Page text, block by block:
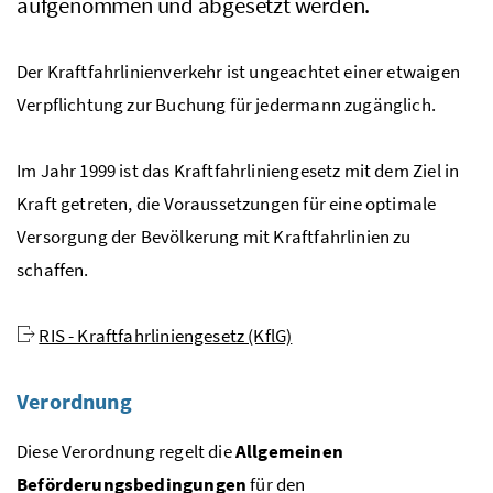
Der Kraftfahrlinienverkehr ist ungeachtet einer etwaigen
Verpflichtung zur Buchung für jedermann zugänglich.
Im Jahr 1999 ist das Kraftfahrliniengesetz mit dem Ziel in
Kraft getreten, die Voraussetzungen für eine optimale
Versorgung der Bevölkerung mit Kraftfahrlinien zu
schaffen.
RIS - Kraftfahrliniengesetz (KflG)
Verordnung
Diese Verordnung regelt dieAllgemeinen
Beförderungsbedingungenfür den